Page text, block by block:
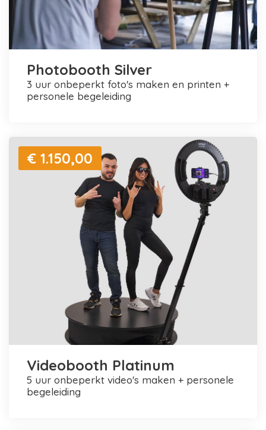
Photobooth Silver
3 uur onbeperkt foto's maken en printen +
personele begeleiding
€ 1.150,00
Videobooth Platinum
5 uur onbeperkt video's maken + personele
begeleiding